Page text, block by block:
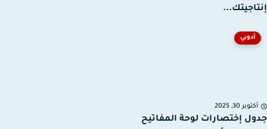
أدوبي
30, 2025
إختصارات لوحة المفاتيح